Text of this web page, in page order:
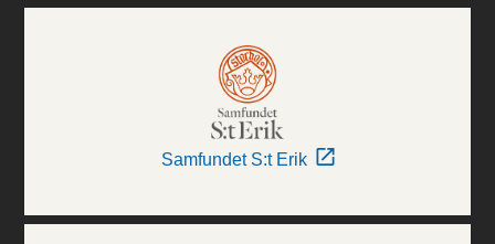
Samfundet S:t Erik